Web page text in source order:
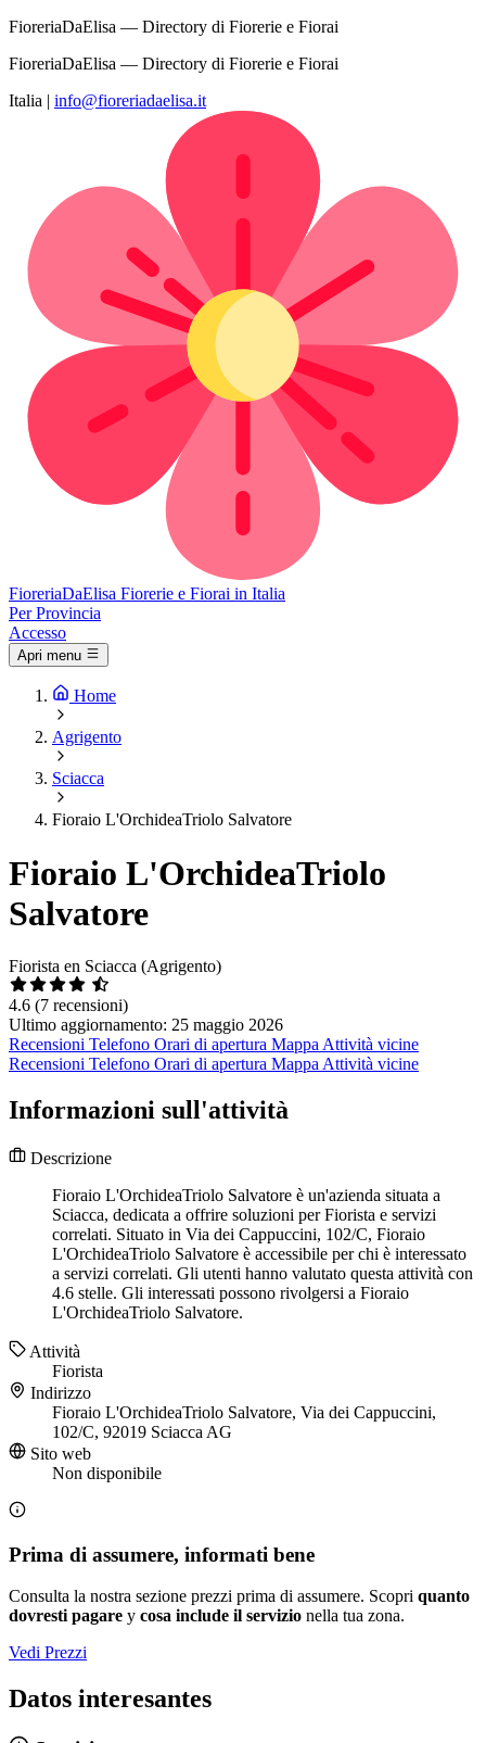
FioreriaDaElisa — Directory di Fiorerie e Fiorai
FioreriaDaElisa — Directory di Fiorerie e Fiorai
Italia | info@fioreriadaelisa.it
FioreriaDaElisa Fiorerie e Fiorai in Italia
Per Provincia
Accesso
Apri menu
Home
Agrigento
Sciacca
Fioraio L'OrchideaTriolo Salvatore
Fioraio L'OrchideaTriolo
Salvatore
Fiorista en Sciacca (Agrigento)
4.6 (7 recensioni)
Ultimo aggiornamento: 25 maggio 2026
Recensioni Telefono Orari di apertura Mappa Attività vicine
Recensioni Telefono Orari di apertura Mappa Attività vicine
Informazioni sull'attività
Descrizione
Fioraio L'OrchideaTriolo Salvatore è un'azienda situata a
Sciacca, dedicata a offrire soluzioni per Fiorista e servizi
correlati. Situato in Via dei Cappuccini, 102/C, Fioraio
L'OrchideaTriolo Salvatore è accessibile per chi è interessato
a servizi correlati. Gli utenti hanno valutato questa attività con
4.6 stelle. Gli interessati possono rivolgersi a Fioraio
L'OrchideaTriolo Salvatore.
Attività
Fiorista
Indirizzo
Fioraio L'OrchideaTriolo Salvatore, Via dei Cappuccini,
102/C, 92019 Sciacca AG
Sito web
Non disponibile
Prima di assumere, informati bene
Consulta la nostra sezione prezzi prima di assumere. Scopri quanto
dovresti pagare y cosa include il servizio nella tua zona.
Vedi Prezzi
Datos interesantes